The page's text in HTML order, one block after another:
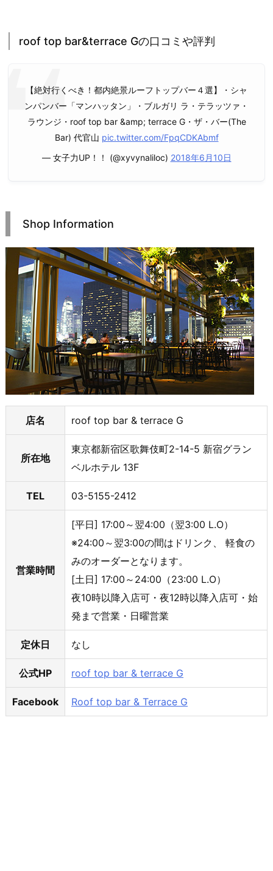
roof top bar&terrace Gの口コミや評判
【絶対行くべき！都内絶景ルーフトップバー４選】・シャ
ンパンバー「マンハッタン」・ブルガリ ラ・テラッツァ・
ラウンジ・roof top bar &amp; terrace G・ザ・バー(The
Bar) 代官山 pic.twitter.com/FpqCDKAbmf
— 女子力UP！！ (@xyvynaliloc) 2018年6月10日
Shop Information
店名 roof top bar & terrace G
所在地
東京都新宿区歌舞伎町2-14-5 新宿グラン
ベルホテル 13F
TEL 03-5155-2412
営業時間
[平日] 17:00～翌4:00（翌3:00 L.O）
※24:00～翌3:00の間はドリンク、 軽食の
みのオーダーとなります。
[土日] 17:00～24:00（23:00 L.O）
夜10時以降入店可・夜12時以降入店可・始
発まで営業・日曜営業
定休日 なし
公式HP roof top bar & terrace G
Facebook Roof top bar & Terrace G